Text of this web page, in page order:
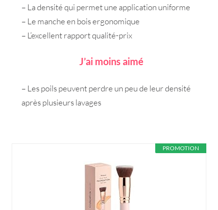
– La densité qui permet une application uniforme
– Le manche en bois ergonomique
– L’excellent rapport qualité-prix
J’ai moins aimé
– Les poils peuvent perdre un peu de leur densité
après plusieurs lavages
PROMOTION